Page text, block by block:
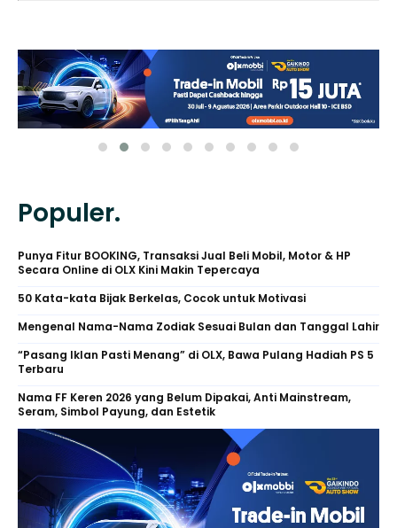
Populer.
Punya Fitur BOOKING, Transaksi Jual Beli Mobil, Motor & HP
Secara Online di OLX Kini Makin Tepercaya
50 Kata-kata Bijak Berkelas, Cocok untuk Motivasi
Mengenal Nama-Nama Zodiak Sesuai Bulan dan Tanggal Lahir
“Pasang Iklan Pasti Menang” di OLX, Bawa Pulang Hadiah PS 5
Terbaru
Nama FF Keren 2026 yang Belum Dipakai, Anti Mainstream,
Seram, Simbol Payung, dan Estetik